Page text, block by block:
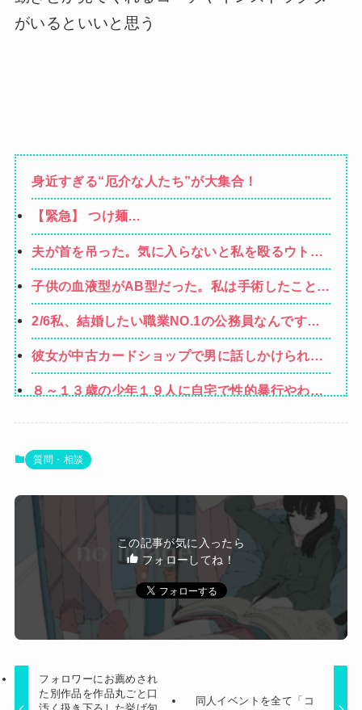
がいるといいと思う
身近すぎる“厄介な人たち”が大集合！
【緊急】 つけ麺
WWWWWWWWWWWWWWWWWWWWWW
夫が首を吊った。気に入らないと私を殴るウトと
それを傍観するトメに生活費をくれない夫…地獄
の義実家をでて離婚しようとしたら…夫にはとん
でもない秘密があった
子供の血液型がAB型だった。私は手術したことあ
るからA型で合ってるし…旦那(O型)の血液型を調
べてみよう」→ 結果・・・
2/6私、結婚したい職業NO.1の公務員なんですけ
ど、嫁が子供連れて家出した。全く理由は思いつ
かないけど強いてあげるとすれば母のせいかもし
れない。嫁のせいでアトピー悪化しそう→
彼女が中古カードショップで男に話しかけられ
た。いきなり彼女の持ち歩いてたカードを品定め
しだしたらしく…
８～１３歳の少年１９人に自宅で性的暴行やわい
【朗報】Vtuber界、新たなる『弱男の姫』が爆誕
【画像】キングダムの河了貂、「あったけぇ壁」
【悲報】粗品、永久追放ｗｗｗｗｗｗｗｗｗｗｗ
ｗｗｗｗ（証拠あり）
【悲報】女性「男への最大ダメージはこれ」←お
前ら耐えられる？
Powered by livedoor 相互RSS
質問・相談
この記事が気に入ったら
フォローしてね！
フォロワーにお薦めされ
た別作品を作品丸ごと口
同人イベントを全て「コ